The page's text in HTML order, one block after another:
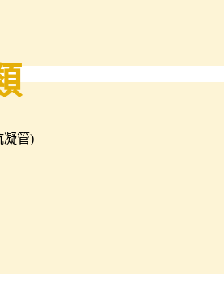
凝管)